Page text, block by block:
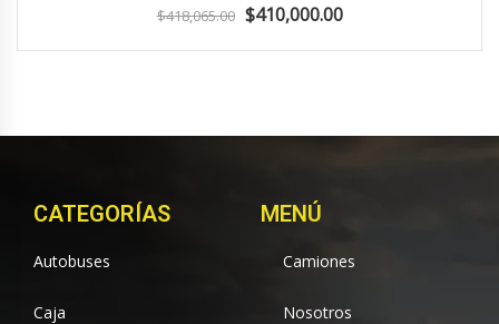
$418,065.00 $410,000.00
CATEGORÍAS
Autobuses
Caja
MENÚ
Camiones
Nosotros